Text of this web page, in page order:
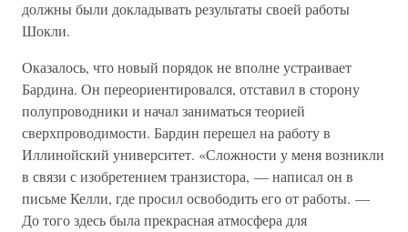
должны были докладывать результаты своей работы
Шокли.
Оказалось, что новый порядок не вполне устраивает
Бардина. Он переориентировался, отставил в сторону
полупроводники и начал заниматься теорией
сверхпроводимости. Бардин перешел на работу в
Иллинойский университет. «Сложности у меня возникли
в связи с изобретением транзистора, — написал он в
письме Келли, где просил освободить его от работы. —
До того здесь была прекрасная атмосфера для